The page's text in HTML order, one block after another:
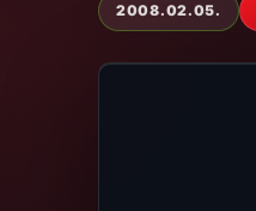
2008.02.05.